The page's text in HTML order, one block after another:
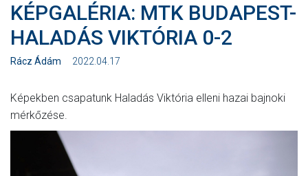
JEGYÉRTÉKESÍTÉS
WEBSHOP
STADION
EGYESÜLET
KAPCSOLAT
HÍREK
CSAPAT
KÉPGALÉRIA: MTK BUDAPEST-
HALADÁS VIKTÓRIA 0-2
Rácz Ádám 2022.04.17
Képekben csapatunk Haladás Viktória elleni hazai bajnoki
mérkőzése.